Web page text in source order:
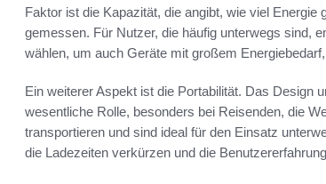
Faktor ist die Kapazität, die angibt, wie viel
gemessen. Für Nutzer, die häufig unterwegs sind,
wählen, um auch Geräte mit großem
Ein weiterer Aspekt ist die Portabilität. Das Design
wesentliche Rolle, besonders bei Reisenden, die
transportieren und sind ideal für den Einsatz
die Ladezeiten verkürzen und die